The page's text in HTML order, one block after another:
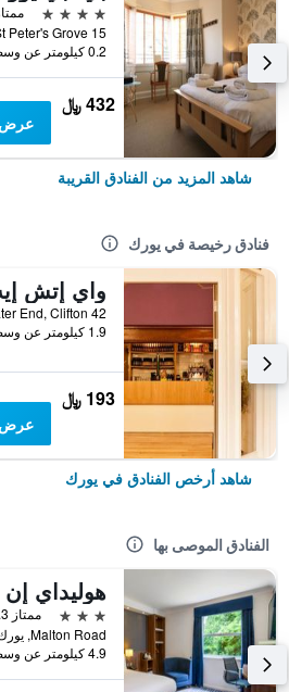
4 نجوم
ممتاز
0.2 كيلومتر عن وسط المدينة
432 ﷼
عرض
شاهد المزيد من الفنادق القريبة
فنادق رخيصة في يورك
1.9 كيلومتر عن وسط المدينة
193 ﷼
عرض
شاهد أرخص الفنادق في يورك
الفنادق الموصى بها
3 نجوم
ممتاز 8.3
4.9 كيلومتر عن وسط المدينة